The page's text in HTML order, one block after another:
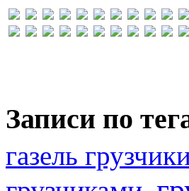
Записи по
газель